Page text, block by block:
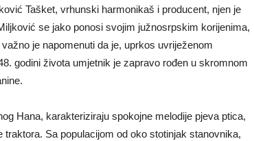
Tašket, vrhunski harmonikaš i producent, njen je
se jako ponosi svojim južnosrpskim korijenima,
je napomenuti da je, uprkos uvriježenom
godini života umjetnik je zapravo rođen u skromnom
Hana, karakteriziraju spokojne melodije pjeva ptica,
Sa populacijom od oko stotinjak stanovnika,